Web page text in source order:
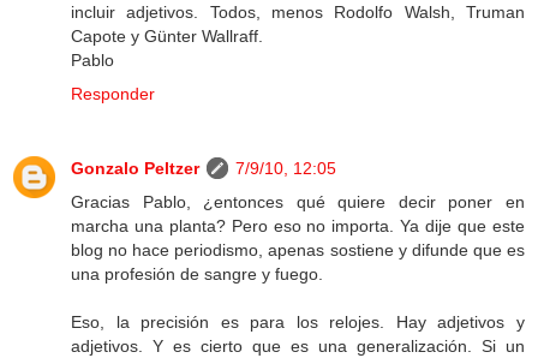
incluir adjetivos. Todos, menos Rodolfo Walsh, Truman
Capote y Günter Wallraff.
Pablo
Responder
Gonzalo Peltzer
7/9/10, 12:05
Gracias Pablo, ¿entonces qué quiere decir poner en
marcha una planta? Pero eso no importa. Ya dije que este
blog no hace periodismo, apenas sostiene y difunde que es
una profesión de sangre y fuego.
Eso, la precisión es para los relojes. Hay adjetivos y
adjetivos. Y es cierto que es una generalización. Si un